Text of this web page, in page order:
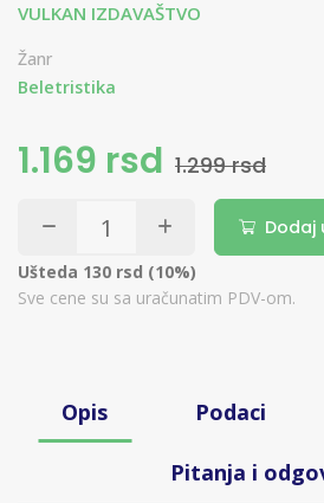
VULKAN IZDAVAŠTVO
Žanr
Beletristika
1.169 rsd 1.299 rsd
Dodaj
Ušteda 130 rsd (10%)
Sve cene su sa uračunatim PDV-om.
Opis Podaci
Pitanja i